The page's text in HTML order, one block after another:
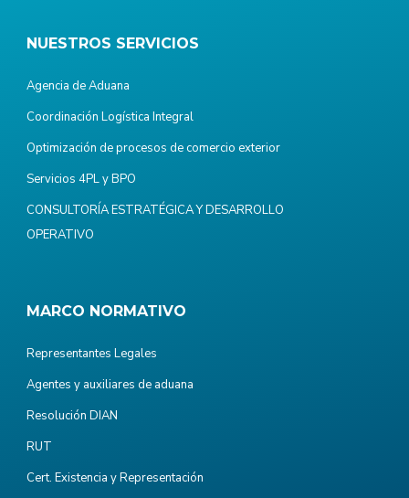
NUESTROS SERVICIOS
Agencia de Aduana
Coordinación Logística Integral
Optimización de procesos de comercio exterior
Servicios 4PL y BPO
CONSULTORÍA ESTRATÉGICA Y DESARROLLO
OPERATIVO
MARCO NORMATIVO
Representantes Legales
Agentes y auxiliares de aduana
Resolución DIAN
RUT
Cert. Existencia y Representación